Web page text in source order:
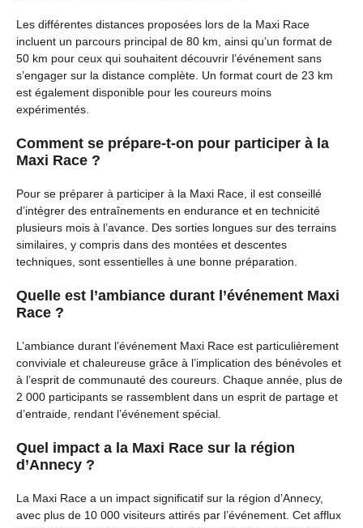
Les différentes distances proposées lors de la Maxi Race
incluent un parcours principal de 80 km, ainsi qu’un format de
50 km pour ceux qui souhaitent découvrir l’événement sans
s’engager sur la distance complète. Un format court de 23 km
est également disponible pour les coureurs moins
expérimentés.
Comment se prépare-t-on pour participer à la
Maxi Race ?
Pour se préparer à participer à la Maxi Race, il est conseillé
d’intégrer des entraînements en endurance et en technicité
plusieurs mois à l’avance. Des sorties longues sur des terrains
similaires, y compris dans des montées et descentes
techniques, sont essentielles à une bonne préparation.
Quelle est l’ambiance durant l’événement Maxi
Race ?
L’ambiance durant l’événement Maxi Race est particulièrement
conviviale et chaleureuse grâce à l’implication des bénévoles et
à l’esprit de communauté des coureurs. Chaque année, plus de
2 000 participants se rassemblent dans un esprit de partage et
d’entraide, rendant l’événement spécial.
Quel impact a la Maxi Race sur la région
d’Annecy ?
La Maxi Race a un impact significatif sur la région d’Annecy,
avec plus de 10 000 visiteurs attirés par l’événement. Cet afflux